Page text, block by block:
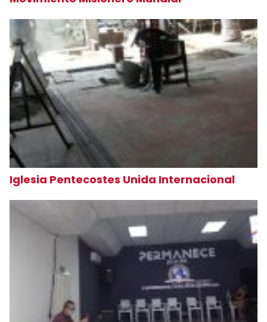
Iglesia Pentecostes Unida Internacional